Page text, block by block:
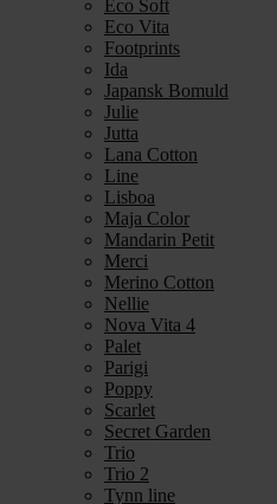
Eco Soft
Eco Vita
Footprints
Ida
Japansk Bomuld
Julie
Jutta
Lana Cotton
Line
Lisboa
Maja Color
Mandarin Petit
Merci
Merino Cotton
Nellie
Nova Vita 4
Palet
Parigi
Poppy
Scarlet
Secret Garden
Trio
Trio 2
Tynn line